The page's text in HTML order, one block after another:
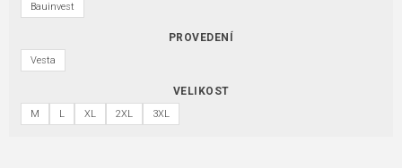
Bauinvest
PROVEDENÍ
Vesta
VELIKOST
M L XL 2XL 3XL